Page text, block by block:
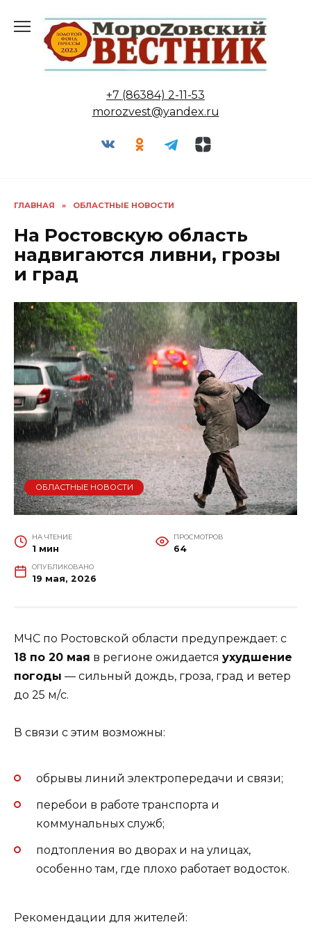
содержанию
+7 (86384) 2-11-53
morozvest@yandex.ru
ГЛАВНАЯ » ОБЛАСТНЫЕ НОВОСТИ
На Ростовскую область
надвигаются ливни, грозы
и град
ОБЛАСТНЫЕ НОВОСТИ
НА ЧТЕНИЕ
1 мин
ПРОСМОТРОВ
64
ОПУБЛИКОВАНО
19 мая, 2026
МЧС по Ростовской области предупреждает: с
18 по 20 мая в регионе ожидается ухудшение
погоды — сильный дождь, гроза, град и ветер
до 25 м/с.
В связи с этим возможны:
обрывы линий электропередачи и связи;
перебои в работе транспорта и
коммунальных служб;
подтопления во дворах и на улицах,
особенно там, где плохо работает водосток.
Рекомендации для жителей: